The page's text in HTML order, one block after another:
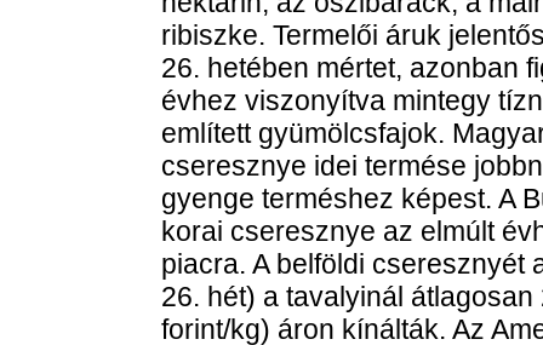
ribiszke. Termelői áruk
26. hetében mértet, azonban
évhez viszonyítva mintegy
említett gyümölcsfajok.
cseresznye idei termése
gyenge terméshez képest. A
korai cseresznye az elmúlt
piacra. A belföldi
26. hét) a tavalyinál
forint/kg) áron kínálták. Az